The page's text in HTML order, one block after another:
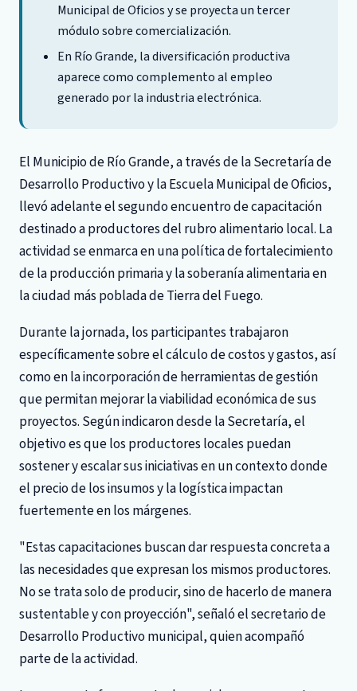
Municipal de Oficios y se proyecta un tercer
módulo sobre comercialización.
En Río Grande, la diversificación productiva
aparece como complemento al empleo
generado por la industria electrónica.
El Municipio de Río Grande, a través de la Secretaría de
Desarrollo Productivo y la Escuela Municipal de Oficios,
llevó adelante el segundo encuentro de capacitación
destinado a productores del rubro alimentario local. La
actividad se enmarca en una política de fortalecimiento
de la producción primaria y la soberanía alimentaria en
la ciudad más poblada de Tierra del Fuego.
Durante la jornada, los participantes trabajaron
específicamente sobre el cálculo de costos y gastos, así
como en la incorporación de herramientas de gestión
que permitan mejorar la viabilidad económica de sus
proyectos. Según indicaron desde la Secretaría, el
objetivo es que los productores locales puedan
sostener y escalar sus iniciativas en un contexto donde
el precio de los insumos y la logística impactan
fuertemente en los márgenes.
"Estas capacitaciones buscan dar respuesta concreta a
las necesidades que expresan los mismos productores.
No se trata solo de producir, sino de hacerlo de manera
sustentable y con proyección", señaló el secretario de
Desarrollo Productivo municipal, quien acompañó
parte de la actividad.